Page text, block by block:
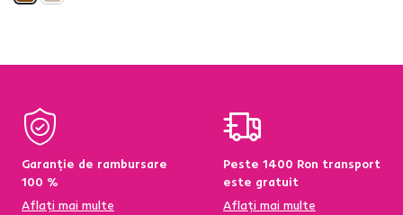
Garanție de rambursare
100 %
Aflați mai multe
Peste 1400 Ron transport
este gratuit
Aflați mai multe